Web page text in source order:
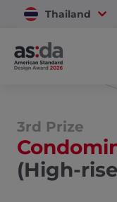
Thailand
Vietnam
3rd Prize
(High-